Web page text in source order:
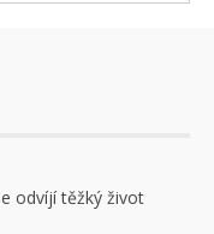
odvíjí těžký život